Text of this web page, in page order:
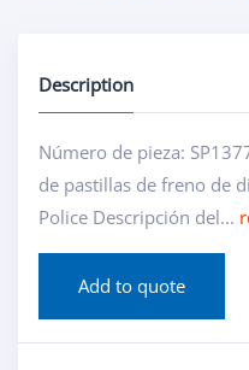
Description
Número de pieza:
de pastillas de freno de
Police Descripción del...
Add to quote